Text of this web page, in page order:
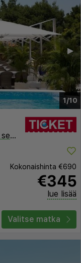
1/10
▶︎
,Kroatia
Kokonaishinta €690
€345
lue lisää
Valitse matka